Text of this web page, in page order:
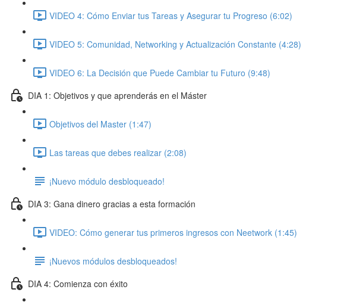
VIDEO 4: Cómo Enviar tus Tareas y Asegurar tu Progreso (6:02)
VIDEO 5: Comunidad, Networking y Actualización Constante (4:28)
VIDEO 6: La Decisión que Puede Cambiar tu Futuro (9:48)
DIA 1: Objetivos y que aprenderás en el Máster
Objetivos del Master (1:47)
Las tareas que debes realizar (2:08)
¡Nuevo módulo desbloqueado!
DIA 3: Gana dinero gracias a esta formación
VIDEO: Cómo generar tus primeros ingresos con Neetwork (1:45)
¡Nuevos módulos desbloqueados!
DIA 4: Comienza con éxito